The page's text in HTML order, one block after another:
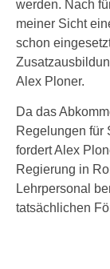
werden. Nach
meiner Sicht
schon
Alex Ploner.
Da das
Regelungen für
fordert Alex
Regierung in
Lehrpersonal
tatsächlichen